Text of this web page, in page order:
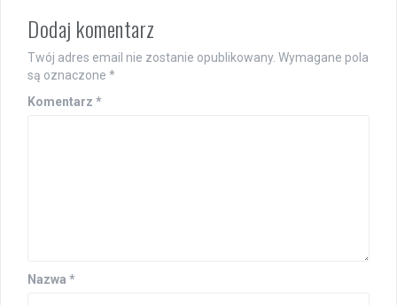
Dodaj komentarz
Twój adres email nie zostanie opublikowany. Wymagane pola
są oznaczone *
Komentarz *
Nazwa *